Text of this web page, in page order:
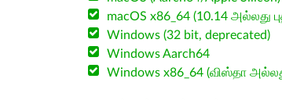
macOS x86_64 (10.14 அல்லது
Windows (32 bit, deprecated)
Windows Aarch64
Windows x86_64 (விஸ்தா